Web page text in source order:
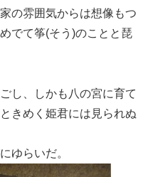
の雰囲気からは想像もつ
でて筝(そう)のことと琵
し、しかも八の宮に育て
きめく姫君には見られぬ
ゆらいだ。